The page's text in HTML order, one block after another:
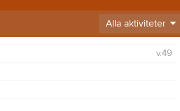
Alla aktiviteter
v.49